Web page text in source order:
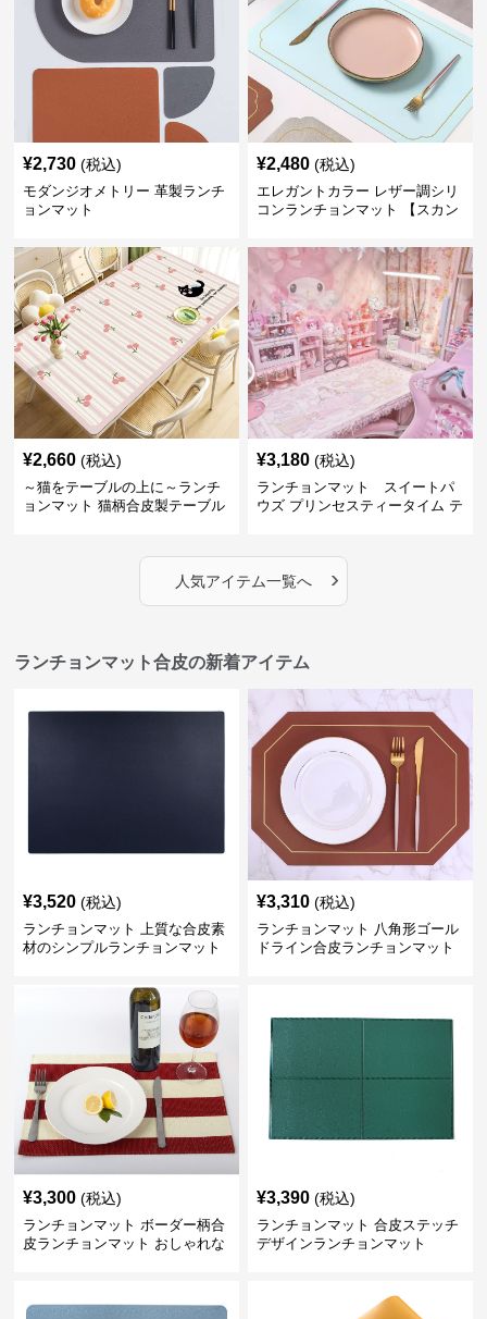
¥2,730 (税込)
モダンジオメトリー 革製ランチ
ョンマット
¥2,480 (税込)
エレガントカラー レザー調シリ
コンランチョンマット 【スカン
¥2,660 (税込)
～猫をテーブルの上に～ランチ
ョンマット 猫柄合皮製テーブル
トセール皆様に良さを知ってほ
しい～ ～緊急300円引き～
¥3,180 (税込)
ランチョンマット スイートパ
ウズ プリンセスティータイム テ
人気アイテム一覧へ ›
ランチョンマット合皮の新着アイテム
¥3,520 (税込)
ランチョンマット 上質な合皮素
材のシンプルランチョンマット
¥3,310 (税込)
ランチョンマット 八角形ゴール
ドライン合皮ランチョンマット
¥3,300 (税込)
ランチョンマット ボーダー柄合
皮ランチョンマット おしゃれな
¥3,390 (税込)
ランチョンマット 合皮ステッチ
デザインランチョンマット